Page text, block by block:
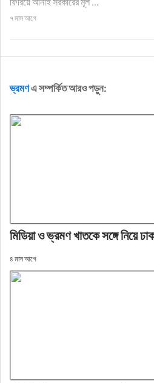
৭ মাস আগে
ভ্রমণএ সম্পর্কিত আরও পড়ুন:
মিডিয়া ও ভ্রমণ খাতকে সঙ্গে নিয়ে
৪ মাস আগে